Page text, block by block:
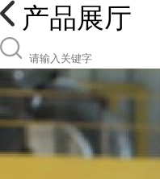
产品展厅